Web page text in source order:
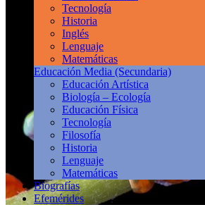
Tecnología
Historia
Inglés
Lenguaje
Matemáticas
Educación Media (Secundaria)
Educación Artística
Biología – Ecología
Educación Física
Tecnología
Filosofía
Historia
Lenguaje
Matemáticas
Biografías
Efemérides